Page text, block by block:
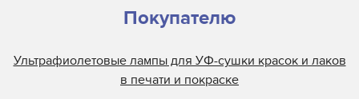
Покупателю
Ультрафиолетовые лампы для УФ-сушки красок и лаков
в печати и покраске